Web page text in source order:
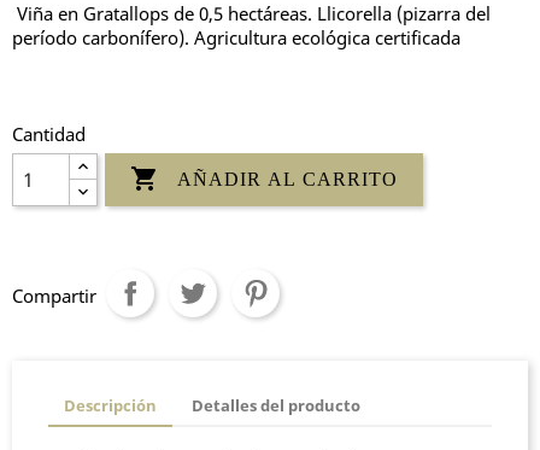
Viña en Gratallops de 0,5 hectáreas. Llicorella (pizarra del
período carbonífero). Agricultura ecológica certificada
Cantidad
 AÑADIR AL CARRITO
Compartir
Descripción Detalles del producto